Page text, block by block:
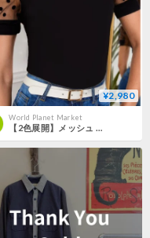
¥2,980
World Planet Market
【2色展開】メッシュ 切り替え Tシャツ 透け感 通気性 夏 セクシー 涼しい CP-468